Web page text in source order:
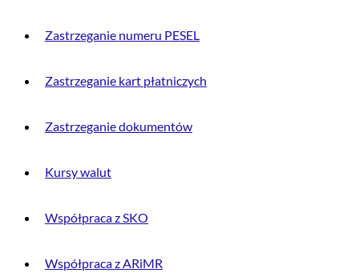
Zastrzeganie numeru PESEL
Zastrzeganie kart płatniczych
Zastrzeganie dokumentów
Kursy walut
Współpraca z SKO
Współpraca z ARiMR